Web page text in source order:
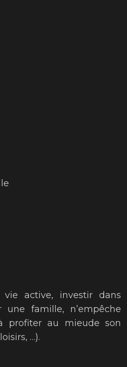
active, investir dans
une famille, n’empêche
profiter au mieude son
…).